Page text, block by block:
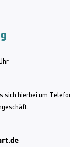
sich hierbei um